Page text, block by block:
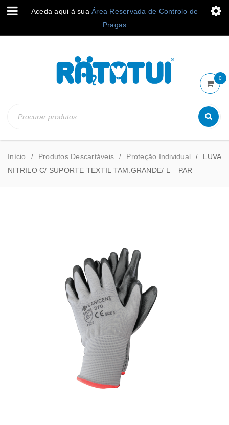
Aceda aqui à sua Área Reservada de Controlo de
Pragas
0
Início / Produtos Descartáveis / Proteção Individual /
LUVA
NITRILO C/ SUPORTE TEXTIL TAM.GRANDE/ L – PAR